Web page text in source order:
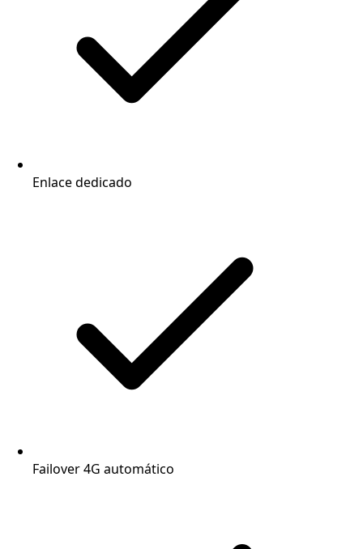
Enlace dedicado
Failover 4G automático